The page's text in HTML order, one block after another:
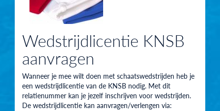
Wedstrijdlicentie KNSB
aanvragen
Wanneer je mee wilt doen met schaatswedstrijden heb je
een wedstrijdlicentie van de KNSB nodig. Met dit
relatienummer kan je jezelf inschrijven voor wedstrijden.
De wedstrijdlicentie kan aanvragen/verlengen via: